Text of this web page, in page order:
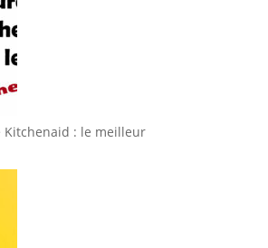
Kitchenaid : le meilleur